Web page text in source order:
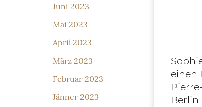
Juni 2023
Mai 2023
April 2023
März 2023
Februar 2023
Jänner 2023
einen
Berlin